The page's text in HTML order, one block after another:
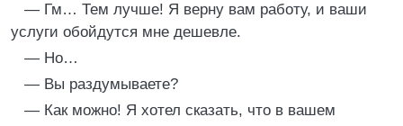
— Гм… Тем лучше! Я верну вам работу, и ваши
услуги обойдутся мне дешевле.
— Но…
— Вы раздумываете?
— Как можно! Я хотел сказать, что в вашем